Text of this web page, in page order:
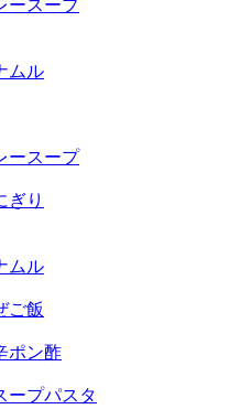
ースープ
ムル
ースープ
ぎり
ムル
ご飯
ポン酢
ープパスタ